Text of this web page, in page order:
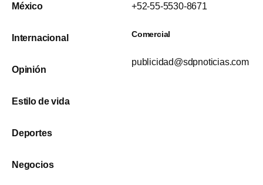
México
Internacional
Opinión
Estilo de vida
Deportes
Negocios
+52-55-5530-8671
Comercial
publicidad@sdpnoticias.com